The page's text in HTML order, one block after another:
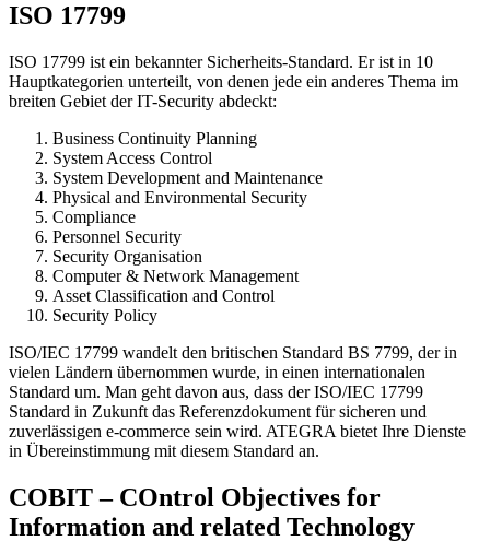
ISO 17799
ISO 17799 ist ein bekannter Sicherheits-Standard. Er ist in 10
Hauptkategorien unterteilt, von denen jede ein anderes Thema im
breiten Gebiet der IT-Security abdeckt:
Business Continuity Planning
System Access Control
System Development and Maintenance
Physical and Environmental Security
Compliance
Personnel Security
Security Organisation
Computer & Network Management
Asset Classification and Control
Security Policy
ISO/IEC 17799 wandelt den britischen Standard BS 7799, der in
vielen Ländern übernommen wurde, in einen internationalen
Standard um. Man geht davon aus, dass der ISO/IEC 17799
Standard in Zukunft das Referenzdokument für sicheren und
zuverlässigen e-commerce sein wird. ATEGRA bietet Ihre Dienste
in Übereinstimmung mit diesem Standard an.
COBIT – COntrol Objectives for
Information and related Technology